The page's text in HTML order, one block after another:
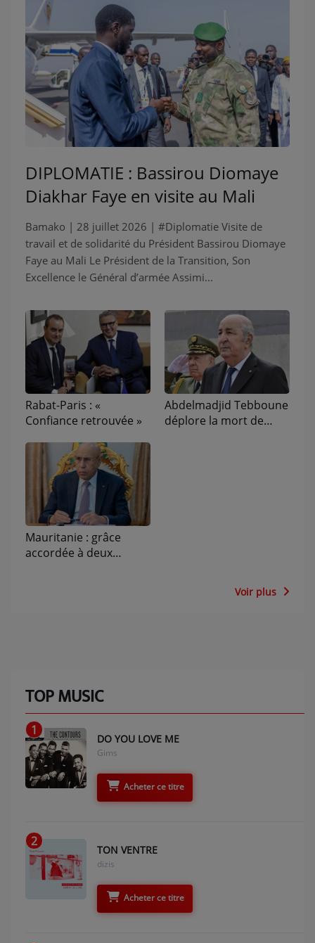
DIPLOMATIE : Bassirou Diomaye
Diakhar Faye en visite au Mali
Bamako | 28 juillet 2026 | #Diplomatie Visite de
travail et de solidarité du Président Bassirou Diomaye
Faye au Mali Le Président de la Transition, Son
Excellence le Général d’armée Assimi...
Rabat-Paris : «
Confiance retrouvée »
Abdelmadjid Tebboune
déplore la mort de
Mauritanie : grâce
accordée à deux
Voir plus
TOP MUSIC
1
DO YOU LOVE ME
Gims
Acheter ce titre
2
TON VENTRE
dizis
Acheter ce titre